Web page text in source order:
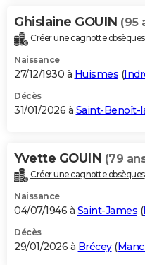
Ghislaine GOUIN (95
Créer une cagnotte obsèques
Naissance
27/12/1930 à Huismes (
Décès
31/01/2026 à Saint-Benoît-
Yvette GOUIN (79
Créer une cagnotte obsèques
Naissance
04/07/1946 à Saint-James (
Décès
29/01/2026 à Brécey(